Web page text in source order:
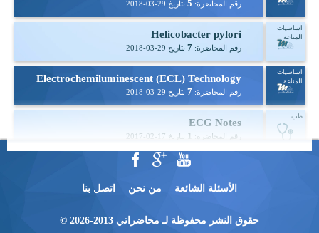
رقم المحاضرة: 5 بتاريخ 2018-03-29
اساسيات
المناعة
Helicobacter pylori
رقم المحاضرة: 7 بتاريخ 2018-03-29
اساسيات
المناعة
Electrochemiluminescent (ECL) Technology
رقم المحاضرة: 7 بتاريخ 2018-03-29
طب
ECG Notes
رقم المحاضرة: 1 بتاريخ 2017-02-17
سشنات الدكتور احمد مؤيد
رقم المحاضرة:
رقم المحاضرة:1بتاريخ2016-11-15
الأسئلة الشائعة من نحن اتصل بنا
حقوق النشر محفوظة لـ محاضراتي 2013-2026 ©